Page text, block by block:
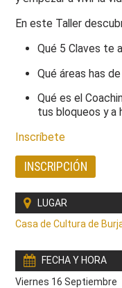
En este Taller
Qué 5 Claves te
Qué áreas has
Qué es el
tus bloqueos y a
Inscríbete
INSCRIPCIÓN
LUGAR
Casa de Cultura de
FECHA Y HORA
Viernes 16 Septiembre